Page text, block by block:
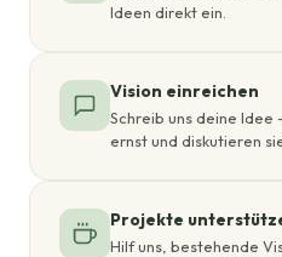
Ideen direkt ein.
Vision einreichen
Schreib uns deine Idee
ernst und diskutieren
Projekte
Hilf uns, bestehende